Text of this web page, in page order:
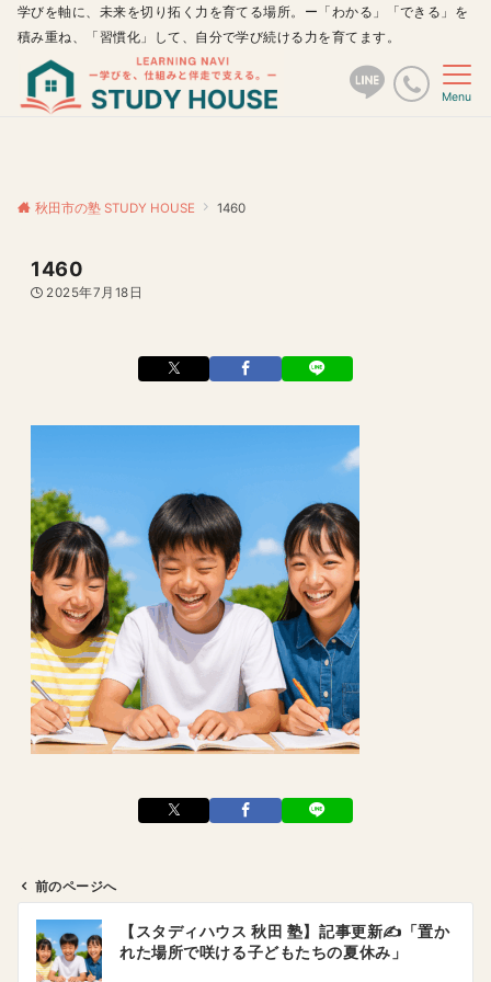
学びを軸に、未来を切り拓く力を育てる場所。ー「わかる」「できる」を
積み重ね、「習慣化」して、自分で学び続ける力を育てます。
Menu
秋田市の塾 STUDY HOUSE 1460
1460
2025年7月18日
前のページへ
【スタディハウス 秋田 塾】記事更新✍️「置か
れた場所で咲ける子どもたちの夏休み」